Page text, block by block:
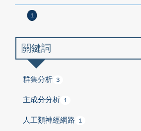
1
關鍵詞
群集分析 3
主成分分析 1
人工類神經網路 1